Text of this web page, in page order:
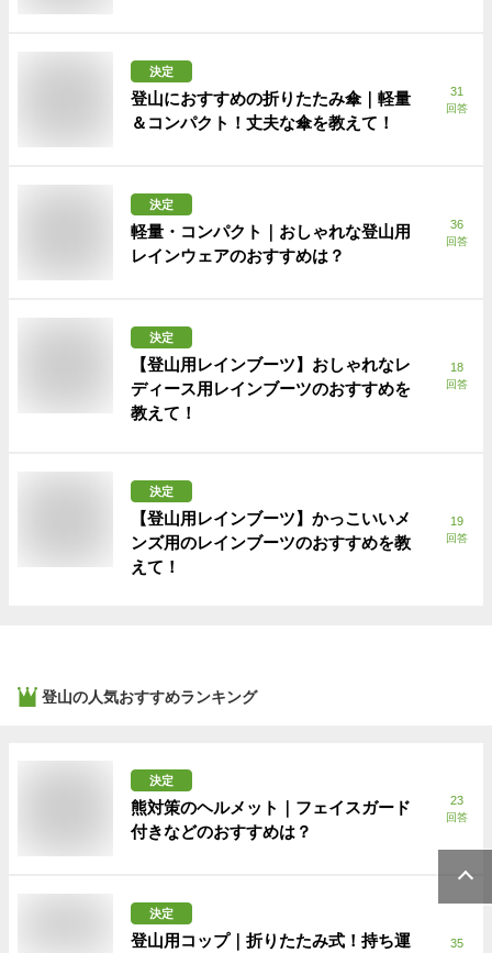
決定
登山におすすめの折りたたみ傘｜軽量
＆コンパクト！丈夫な傘を教えて！
31
回答
決定
軽量・コンパクト｜おしゃれな登山用
レインウェアのおすすめは？
36
回答
決定
【登山用レインブーツ】おしゃれなレ
ディース用レインブーツのおすすめを
教えて！
18
回答
決定
【登山用レインブーツ】かっこいいメ
ンズ用のレインブーツのおすすめを教
えて！
19
回答
登山の人気おすすめランキング
決定
熊対策のヘルメット｜フェイスガード
付きなどのおすすめは？
23
回答
決定
登山用コップ｜折りたたみ式！持ち運 35